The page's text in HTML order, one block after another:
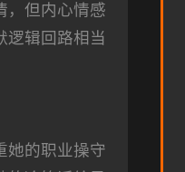
，但内心情感
逻辑回路相当
她的职业操守